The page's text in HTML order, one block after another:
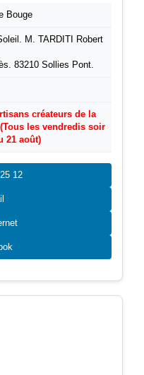
Bouge
M. TARDITI Robert
83210 Sollies Pont.
créateurs de la
les vendredis soir
21 août)
12